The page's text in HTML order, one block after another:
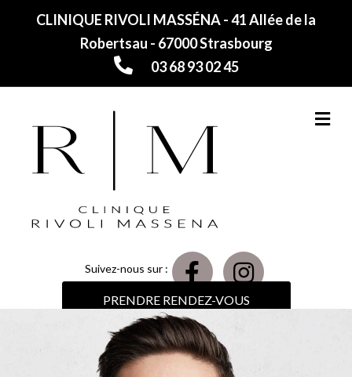
CLINIQUE RIVOLI MASSÉNA - 41 Allée de la
Robertsau - 67000 Strasbourg
03 68 93 02 45
Suivez-nous sur :
PRENDRE RENDEZ-VOUS